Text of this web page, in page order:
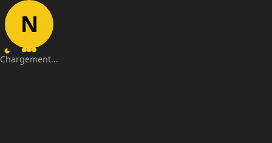
N
Chargement...